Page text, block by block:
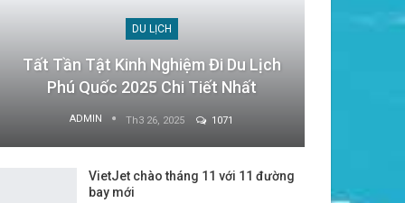
DU LỊCH
Tất Tần Tật Kinh Nghiệm Đi Du Lịch
Phú Quốc 2025 Chi Tiết Nhất
ADMIN Th3 26, 2025 1071
VietJet chào tháng 11 với 11 đường
bay mới